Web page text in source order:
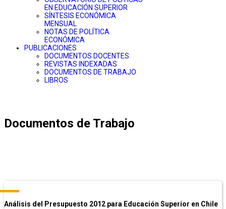
EN EDUCACIÓN SUPERIOR
SÍNTESIS ECONÓMICA
MENSUAL
NOTAS DE POLÍTICA
ECONÓMICA
PUBLICACIONES
DOCUMENTOS DOCENTES
REVISTAS INDEXADAS
DOCUMENTOS DE TRABAJO
LIBROS
Documentos de Trabajo
Análisis del Presupuesto 2012 para Educación Superior en Chile